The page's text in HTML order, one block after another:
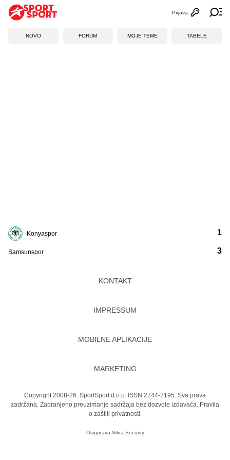
Otvori
Prijava
NOVO FORUM MOJE TEME TABELE
Konyaspor
Samsunspor
1
3
KONTAKT
IMPRESSUM
MOBILNE APLIKACIJE
MARKETING
Copyright 2008-26. SportSport d.o.o. ISSN 2744-2195. Sva prava
zadržana. Zabranjeno preuzimanje sadržaja bez dozvole izdavača. Pravila
o zaštiti privatnosti.
Osigurava Sikra Security